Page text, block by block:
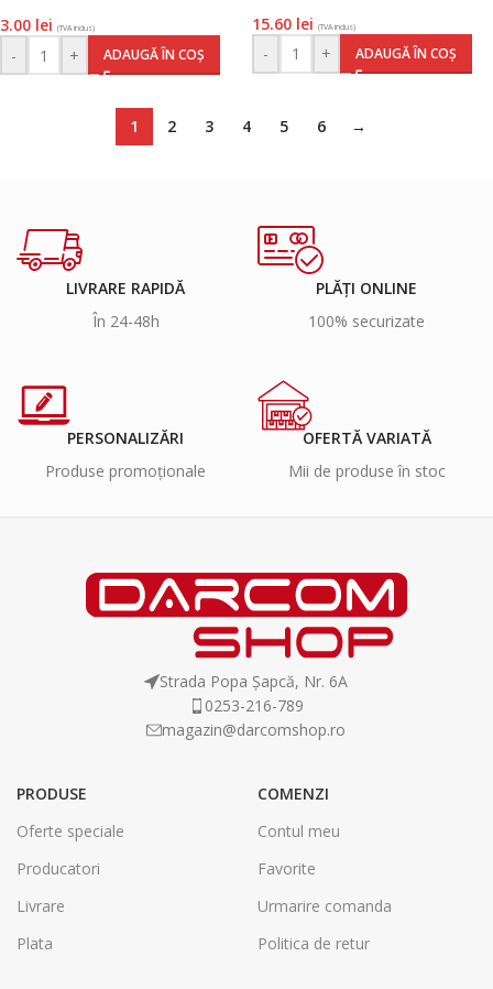
3.00 lei (TVA inclus)
- + ADAUGĂ ÎN COȘ
15.60 lei (TVA inclus)
- + ADAUGĂ ÎN COȘ
1 2 3 4 5 6 →
LIVRARE RAPIDĂ
În 24-48h
PLĂȚI ONLINE
100% securizate
PERSONALIZĂRI
Produse promoționale
OFERTĂ VARIATĂ
Mii de produse în stoc
Strada Popa Șapcă, Nr. 6A
0253-216-789
magazin@darcomshop.ro
PRODUSE
Oferte speciale
Producatori
Livrare
Plata
COMENZI
Contul meu
Favorite
Urmarire comanda
Politica de retur